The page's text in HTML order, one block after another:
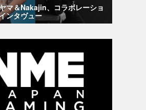
マ＆Nakajin、コラボレーショ
ンタヴュー